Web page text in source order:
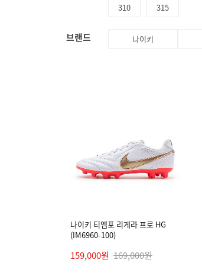
310 315
브랜드 나이키
나이키 티엠포 리게라 프로 HG
(IM6960-100)
159,000원 169,000원